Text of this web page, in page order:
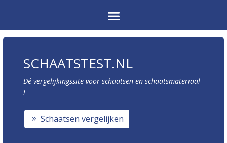
SCHAATSTEST.NL
Dé vergelijkingssite voor schaatsen en schaatsmateriaal
!
Schaatsen vergelijken